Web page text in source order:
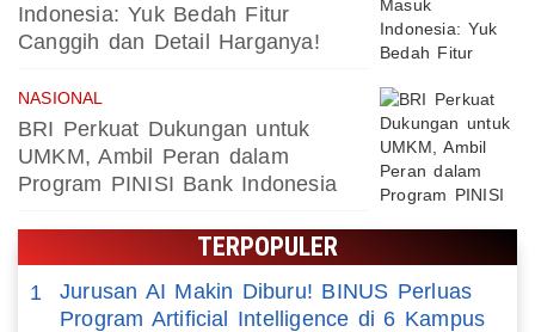
Indonesia: Yuk Bedah Fitur
Canggih dan Detail Harganya!
NASIONAL
BRI Perkuat Dukungan untuk
UMKM, Ambil Peran dalam
Program PINISI Bank Indonesia
TERPOPULER
1
Jurusan AI Makin Diburu! BINUS Perluas
Program Artificial Intelligence di 6 Kampus